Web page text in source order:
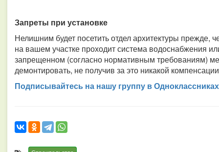
Запреты при установке
Нелишним будет посетить отдел архитектуры прежде,
на вашем участке проходит система водоснабжения
запрещенном (согласно нормативным требованиям)
демонтировать, не получив за это никакой
Подписывайтесь на нашу группу в Одноклассниках